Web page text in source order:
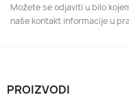
Možete se odjaviti u bilo
naše kontakt informacije u
PROIZVODI